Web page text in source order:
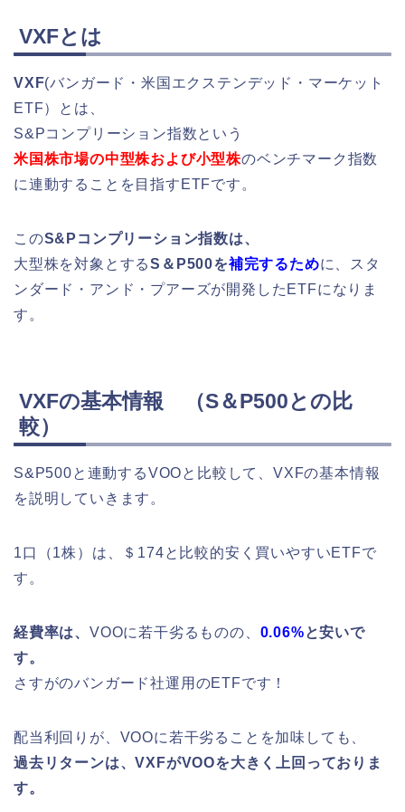
VXFとは
VXF(バンガード・米国エクステンデッド・マーケット
ETF）とは、
S&Pコンプリーション指数という
米国株市場の中型株および小型株のベンチマーク指数
に連動することを目指すETFです。
このS&Pコンプリーション指数は、
大型株を対象とするS＆P500を補完するために、スタ
ンダード・アンド・プアーズが開発したETFになりま
す。
VXFの基本情報 （S＆P500との比
較）
S&P500と連動するVOOと比較して、VXFの基本情報
を説明していきます。
1口（1株）は、＄174と比較的安く買いやすいETFで
す。
経費率は、 VOOに若干劣るものの、 0.06%と安いで
す。
さすがのバンガード社運用のETFです！
配当利回りが、VOOに若干劣ることを加味しても、
過去リターンは、VXFがVOOを大きく上回っておりま
す。